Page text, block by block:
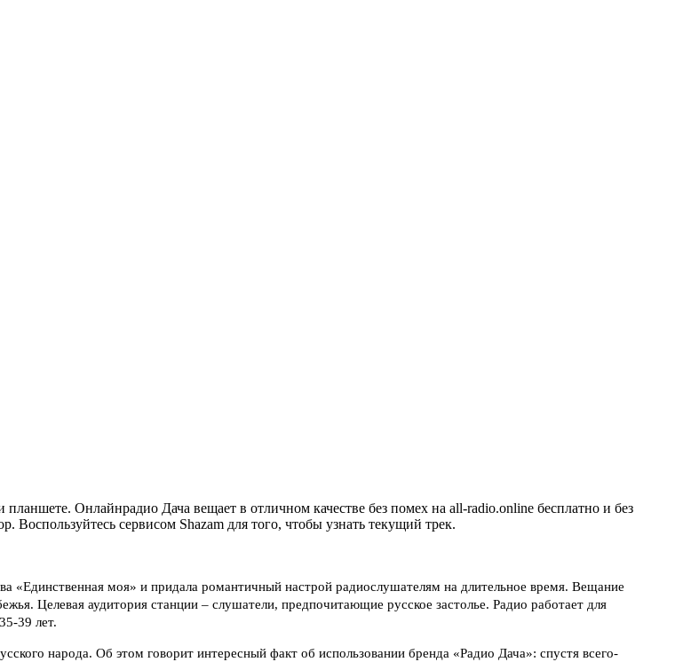
Онлайнрадио Дача вещает в отличном качестве без помех на all-radio.online бесплатно и без
сервисом Shazam для того, чтобы узнать текущий трек.
«Единственная моя» и придала романтичный настрой радиослушателям на длительное время. Вещание
Целевая аудитория станции – слушатели, предпочитающие русское застолье. Радио работает для
39 лет.
народа. Об этом говорит интересный факт об использовании бренда «Радио Дача»: спустя всего-